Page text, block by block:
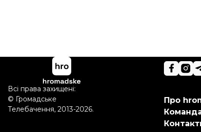
Про
Всі права захищені:
© Громадське
Телебачення, 2013-2026.